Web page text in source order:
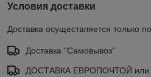
Условия доставки
Доставка осуществляется только
Доставка "Самовывоз"
ДОСТАВКА ЕВРОПОЧТОЙ или